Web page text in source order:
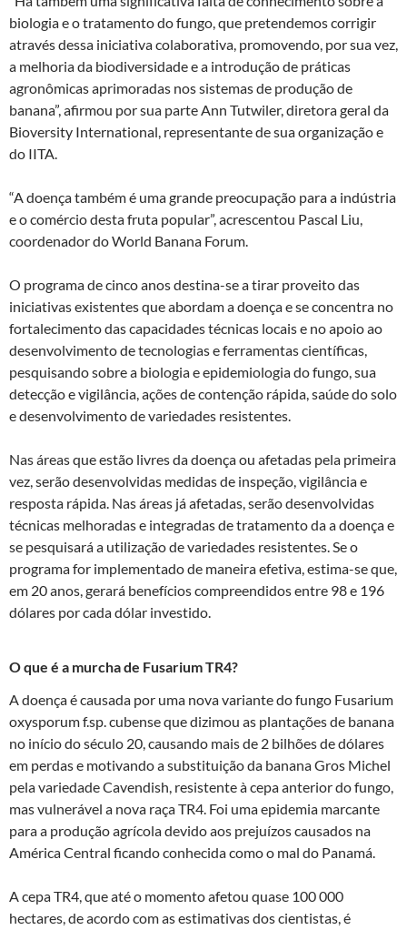
biologia e o tratamento do fungo, que pretendemos corrigir
através dessa iniciativa colaborativa, promovendo, por sua vez,
a melhoria da biodiversidade e a introdução de práticas
agronômicas aprimoradas nos sistemas de produção de
banana”, afirmou por sua parte Ann Tutwiler, diretora geral da
Bioversity International, representante de sua organização e
do IITA.
“A doença também é uma grande preocupação para a indústria
e o comércio desta fruta popular”, acrescentou Pascal Liu,
coordenador do World Banana Forum.
O programa de cinco anos destina-se a tirar proveito das
iniciativas existentes que abordam a doença e se concentra no
fortalecimento das capacidades técnicas locais e no apoio ao
desenvolvimento de tecnologias e ferramentas científicas,
pesquisando sobre a biologia e epidemiologia do fungo, sua
detecção e vigilância, ações de contenção rápida, saúde do solo
e desenvolvimento de variedades resistentes.
Nas áreas que estão livres da doença ou afetadas pela primeira
vez, serão desenvolvidas medidas de inspeção, vigilância e
resposta rápida. Nas áreas já afetadas, serão desenvolvidas
técnicas melhoradas e integradas de tratamento da a doença e
se pesquisará a utilização de variedades resistentes. Se o
programa for implementado de maneira efetiva, estima-se que,
em 20 anos, gerará benefícios compreendidos entre 98 e 196
dólares por cada dólar investido.
O que é a murcha de Fusarium TR4?
A doença é causada por uma nova variante do fungo Fusarium
oxysporum f.sp. cubense que dizimou as plantações de banana
no início do século 20, causando mais de 2 bilhões de dólares
em perdas e motivando a substituição da banana Gros Michel
pela variedade Cavendish, resistente à cepa anterior do fungo,
mas vulnerável a nova raça TR4. Foi uma epidemia marcante
para a produção agrícola devido aos prejuízos causados na
América Central ficando conhecida como o mal do Panamá.
A cepa TR4, que até o momento afetou quase 100 000
hectares, de acordo com as estimativas dos cientistas, é